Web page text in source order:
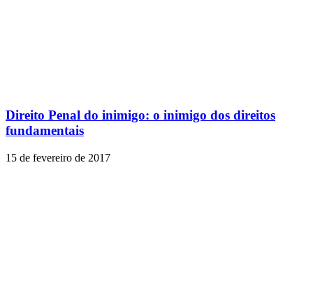
Direito Penal do inimigo: o inimigo dos direitos
fundamentais
15 de fevereiro de 2017